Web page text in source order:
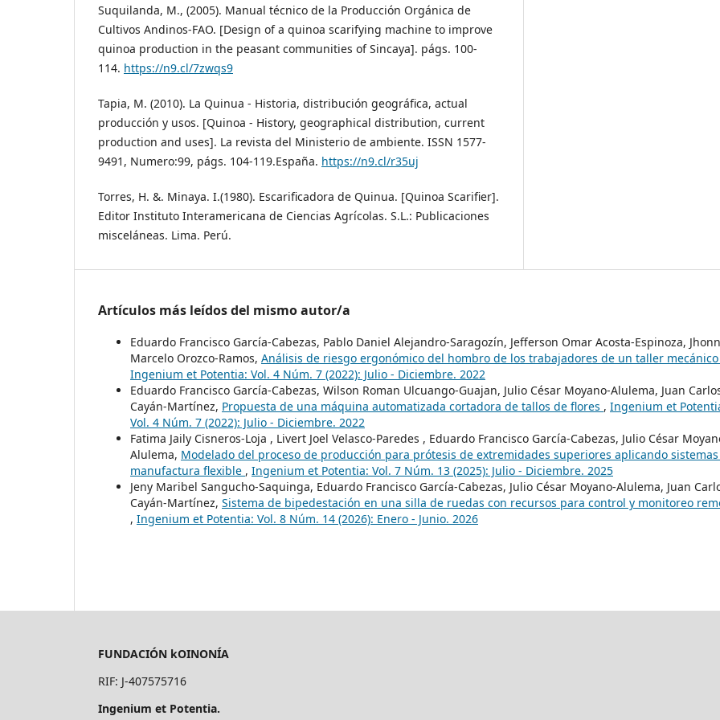
Suquilanda, M., (2005). Manual técnico de la Producción Orgánica de
Cultivos Andinos-FAO. [Design of a quinoa scarifying machine to improve
quinoa production in the peasant communities of Sincaya]. págs. 100-
114. https://n9.cl/7zwqs9
Tapia, M. (2010). La Quinua - Historia, distribución geográfica, actual
producción y usos. [Quinoa - History, geographical distribution, current
production and uses]. La revista del Ministerio de ambiente. ISSN 1577-
9491, Numero:99, págs. 104-119.España. https://n9.cl/r35uj
Torres, H. &. Minaya. I.(1980). Escarificadora de Quinua. [Quinoa Scarifier].
Editor Instituto Interamericana de Ciencias Agrícolas. S.L.: Publicaciones
misceláneas. Lima. Perú.
Artículos más leídos del mismo autor/a
Eduardo Francisco García-Cabezas, Pablo Daniel Alejandro-Saragozín, Jefferson Omar Acosta-Espinoza,
Marcelo Orozco-Ramos, Análisis de riesgo ergonómico del hombro de los trabajadores de un taller mecánico
Ingenium et Potentia: Vol. 4 Núm. 7 (2022): Julio - Diciembre. 2022
Eduardo Francisco García-Cabezas, Wilson Roman Ulcuango-Guajan, Julio César Moyano-Alulema, Juan
Cayán-Martínez, Propuesta de una máquina automatizada cortadora de tallos de flores , Ingenium et
Vol. 4 Núm. 7 (2022): Julio - Diciembre. 2022
Fatima Jaily Cisneros-Loja , Livert Joel Velasco-Paredes , Eduardo Francisco García-Cabezas, Julio César
Alulema, Modelado del proceso de producción para prótesis de extremidades superiores aplicando
manufactura flexible , Ingenium et Potentia: Vol. 7 Núm. 13 (2025): Julio - Diciembre. 2025
Jeny Maribel Sangucho-Saquinga, Eduardo Francisco García-Cabezas, Julio César Moyano-Alulema, Juan
Cayán-Martínez, Sistema de bipedestación en una silla de ruedas con recursos para control y monitoreo
, Ingenium et Potentia: Vol. 8 Núm. 14 (2026): Enero - Junio. 2026
FUNDACIÓN kOINONÍA
RIF: J-407575716
Ingenium et Potentia.